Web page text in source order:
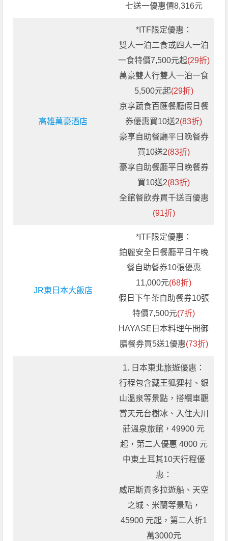
七送一優惠價8,316元
高雄萬豪酒店
*ITF限定優惠：
雙人一泊二食或四人一泊
一食特價7,500元起(29折)
萬豪雙人行雙人一泊一食
5,500元起(29折)
京享蔬食百匯餐廳假日餐
券優惠買10送2(83折)
豪享自助餐廳平日晚餐券
買10送2(83折)
豪享自助餐廳平日晚餐券
買10送2(83折)
全館餐飲券買千送百優惠
(91折)
JR東日本大飯店
*ITF限定優惠：
鉑麗安全日餐廳平日午晚
餐自助餐券10張優惠
11,000元(68折)
假日下午茶自助餐券10張
特價7,500元(7折)
HAYASE日本料理午間御
膳餐券買5送1優惠(73折)
1. 日本東北旅遊優惠：
行程包含藏王狐狸村、銀
山溫泉等景點，搭纜車觀
賞天元台樹冰、入住大川
莊溫泉旅館，49900 元
起，第二人優惠 4000 元
中東土耳其10天行程優
惠：
威尼斯貢多拉遊船、天空
之城、米蘭等景點，
45900 元起，第二人折1
萬3000元